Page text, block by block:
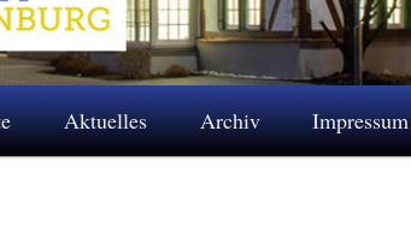
Aktuelles Archiv Impressum